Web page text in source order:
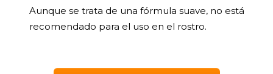
Aunque se trata de una fórmula suave, no está
recomendado para el uso en el rostro.